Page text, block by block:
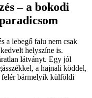
– a bokodi
a lebegő falu nem csak
helyszíne is.
látványt. Egy jól
a hajnali köddel,
felér bármelyik külföldi